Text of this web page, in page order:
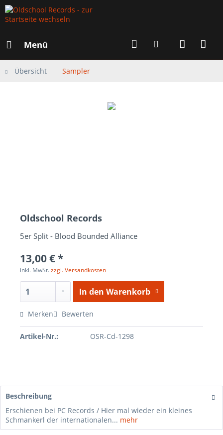
Menü
Übersicht Sampler
Oldschool Records
5er Split - Blood Bounded Alliance
13,00 € *
inkl. MwSt.zzgl. Versandkosten
In den Warenkorb
Merken Bewerten
Artikel-Nr.: OSR-Cd-1298
Beschreibung
Erschienen bei PC Records / Hier mal wieder ein kleines
Schmankerl der internationalen... mehr